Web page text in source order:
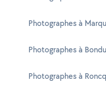
Photographes à
Photographes à
Photographes à Roncq